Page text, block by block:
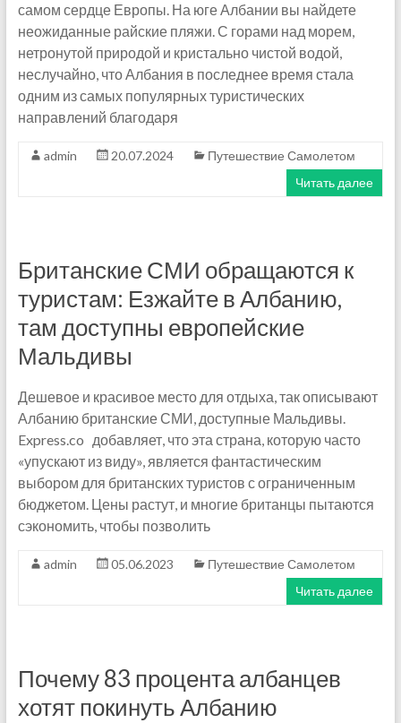
самом сердце Европы. На юге Албании вы найдете
неожиданные райские пляжи. С горами над морем,
нетронутой природой и кристально чистой водой,
неслучайно, что Албания в последнее время стала
одним из самых популярных туристических
направлений благодаря
admin 20.07.2024
Путешествие Самолетом
Читать далее
Британские СМИ обращаются к
туристам: Езжайте в Албанию,
там доступны европейские
Мальдивы
Дешевое и красивое место для отдыха, так описывают
Албанию британские СМИ, доступные Мальдивы.
Express.co добавляет, что эта страна, которую часто
«упускают из виду», является фантастическим
выбором для британских туристов с ограниченным
бюджетом. Цены растут, и многие британцы пытаются
сэкономить, чтобы позволить
admin 05.06.2023
Путешествие Самолетом
Читать далее
Почему 83 процента албанцев
хотят покинуть Албанию